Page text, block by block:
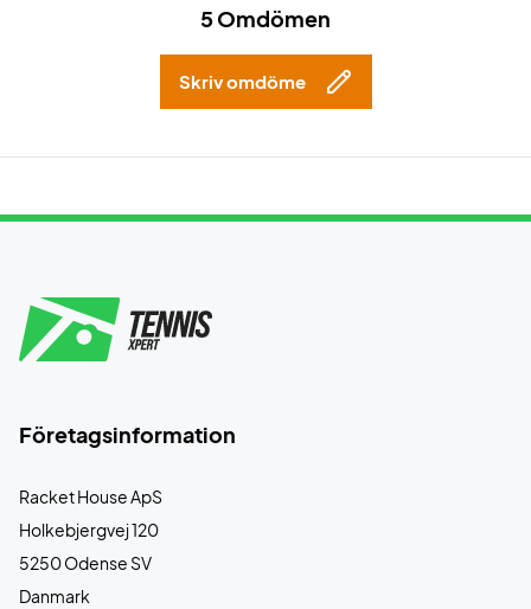
5 Omdömen
Skriv omdöme
Företagsinformation
Racket House ApS
Holkebjergvej 120
5250 Odense SV
Danmark